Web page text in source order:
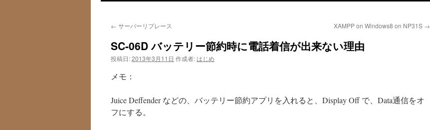
← サーバーリプレース XAMPP on Windows8 on NP31S →
SC-06D バッテリー節約時に電話着信が出来ない理由
投稿日:2013年3月11日 作成者: はじめ
メモ：
Juice Deffender などの、バッテリー節約アプリを入れると、Display Off で、Data通信をオ
フにする。